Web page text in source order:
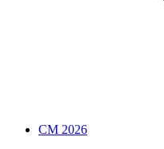
CM 2026